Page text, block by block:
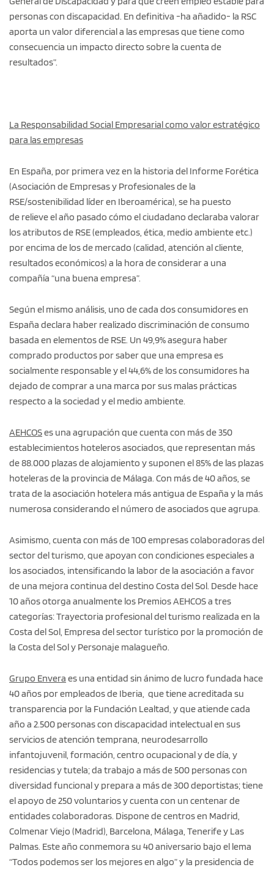
personas con discapacidad. En definitiva -ha añadido- la RSC
aporta un valor diferencial a las empresas que tiene como
consecuencia un impacto directo sobre la cuenta de
resultados”.
La Responsabilidad Social Empresarial como valor estratégico
para las empresas
En España, por primera vez en la historia del Informe Forética
(Asociación de Empresas y Profesionales de la
RSE/sostenibilidad líder en Iberoamérica), se ha puesto
de relieve el año pasado cómo el ciudadano declaraba valorar
los atributos de RSE (empleados, ética, medio ambiente etc.)
por encima de los de mercado (calidad, atención al cliente,
resultados económicos) a la hora de considerar a una
compañía “una buena empresa”.
Según el mismo análisis, uno de cada dos consumidores en
España declara haber realizado discriminación de consumo
basada en elementos de RSE. Un 49,9% asegura haber
comprado productos por saber que una empresa es
socialmente responsable y el 44,6% de los consumidores ha
dejado de comprar a una marca por sus malas prácticas
respecto a la sociedad y el medio ambiente.
AEHCOSes una agrupación que cuenta con más de 350
establecimientos hoteleros asociados, que representan más
de 88.000 plazas de alojamiento y suponen el 85% de las plazas
hoteleras de la provincia de Málaga. Con más de 40 años, se
trata de la asociación hotelera más antigua de España y la más
numerosa considerando el número de asociados que agrupa.
Asimismo, cuenta con más de 100 empresas colaboradoras del
sector del turismo, que apoyan con condiciones especiales a
los asociados, intensificando la labor de la asociación a favor
de una mejora continua del destino Costa del Sol. Desde hace
10 años otorga anualmente los Premios AEHCOS a tres
categorías: Trayectoria profesional del turismo realizada en la
Costa del Sol, Empresa del sector turístico por la promoción de
la Costa del Sol y Personaje malagueño.
Grupo Envera es una entidad sin ánimo de lucro fundada hace
40 años por empleados de Iberia, que tiene acreditada su
transparencia por la Fundación Lealtad, y que atiende cada
año a 2.500 personas con discapacidad intelectual en sus
servicios de atención temprana, neurodesarrollo
infantojuvenil, formación, centro ocupacional y de día, y
residencias y tutela; da trabajo a más de 500 personas con
diversidad funcional y prepara a más de 300 deportistas; tiene
el apoyo de 250 voluntarios y cuenta con un centenar de
entidades colaboradoras. Dispone de centros en Madrid,
Colmenar Viejo (Madrid), Barcelona, Málaga, Tenerife y Las
Palmas. Este año conmemora su 40 aniversario bajo el lema
“Todos podemos ser los mejores en algo” y la presidencia de